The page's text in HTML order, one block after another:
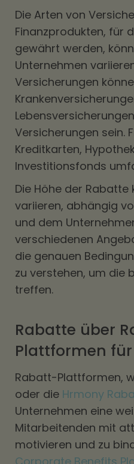
Die Arten von
Finanzprodukten, für
gewährt werden,
Unternehmen
Versicherungen
Versicherungen sein.
Kreditkarten,
Investitionsfonds
Die Höhe der Rabatte
variieren, abhängig
und dem
verschiedenen
die genauen
zu verstehen, um die
treffen.
Rabatte über
Plattformen
Rabatt-Plattformen,
oder die Hrmony
Unternehmen eine
Mitarbeitenden mit
motivieren und zu